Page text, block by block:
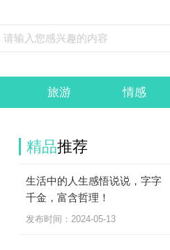
旅游 情感
精品推荐
生活中的人生感悟说说，字字
千金，富含哲理！
发布时间：2024-05-13